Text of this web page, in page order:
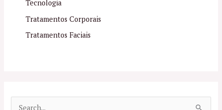
Tecnologia
Tratamentos Corporais
Tratamentos Faciais